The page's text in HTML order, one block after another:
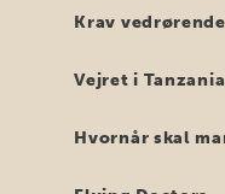
Krav
Vejret i Tanzania
Hvornår skal